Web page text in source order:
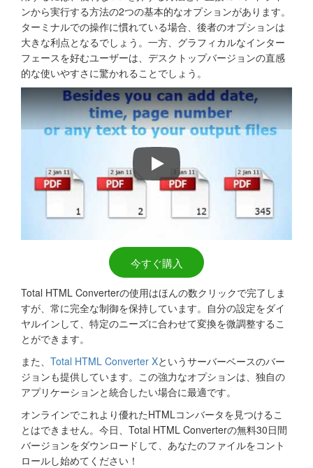
ンから実行する方法の2つの基本的なオプションがあります。
ターミナルでの操作に慣れている場合、後者のオプションは
大きな利点となるでしょう。一方、グラフィカルなインター
フェースを好むユーザーは、デスクトップバージョンの直感
的な使いやすさに驚かれることでしょう。
HTMLファイルをPDF、DOC、
今すぐ購入
Total HTML Converterの使用はほんの数クリックで完了しま
すが、常に完全な制御を保持しています。自分の設定をダイ
ヤルインして、特定のニーズに合わせて変換を微調整するこ
とができます。
また、 Total HTML Converter Xというサーバーベースのバー
ジョンも提供しています。この強力なオプションは、独自の
アプリケーションと統合したい場合に最適です。
オンラインでこれより優れたHTMLコンバータを見つけるこ
とはできません。今日、Total HTML Converterの無料30日間
バージョンをダウンロードして、あなたのファイルをコント
ロールし始めてください！